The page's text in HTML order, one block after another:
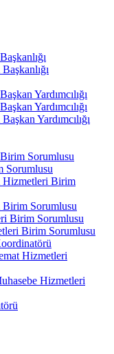
Yardımcılığı
Yardımcılığı
Yardımcılığı
Sorumlusu
Sorumlusu
Hizmetleri Birim
Sorumlusu
Birim Sorumlusu
Birim Sorumlusu
Hizmetleri
Hizmetleri